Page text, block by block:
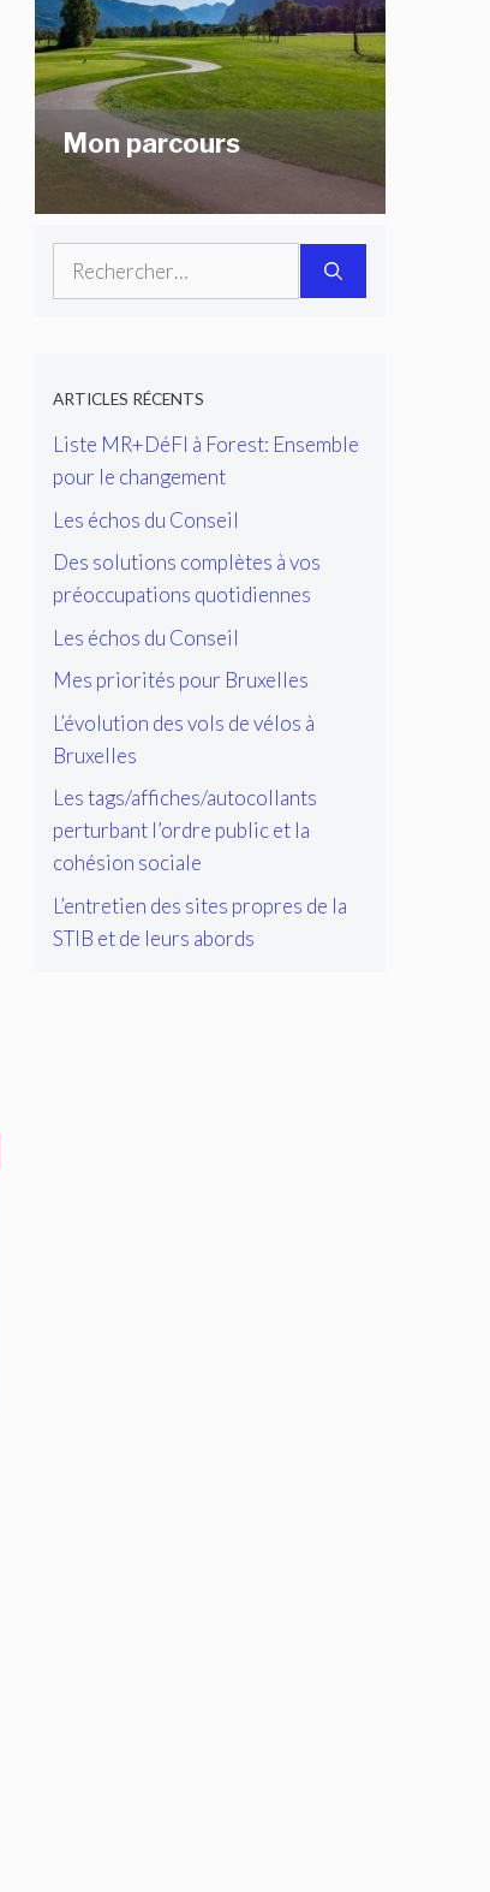
Mon parcours
Rechercher :
ARTICLES RÉCENTS
Liste MR+DéFI à Forest: Ensemble
pour le changement
Les échos du Conseil
Des solutions complètes à vos
préoccupations quotidiennes
Les échos du Conseil
Mes priorités pour Bruxelles
L’évolution des vols de vélos à
Bruxelles
Les tags/affiches/autocollants
perturbant l’ordre public et la
cohésion sociale
L’entretien des sites propres de la
STIB et de leurs abords